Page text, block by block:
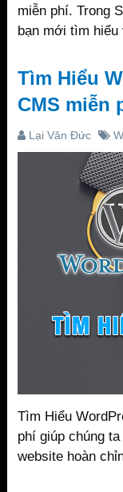
miễn phí. Trong
bạn mới tìm
Tìm Hiểu
CMS miễn
Lại Văn Đức
Tìm Hiểu
phí giúp chúng
website hoàn